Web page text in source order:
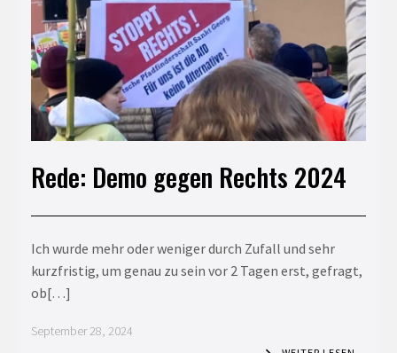
Rede: Demo gegen Rechts 2024
Ich wurde mehr oder weniger durch Zufall und sehr
kurzfristig, um genau zu sein vor 2 Tagen erst, gefragt,
ob[…]
September 28, 2024